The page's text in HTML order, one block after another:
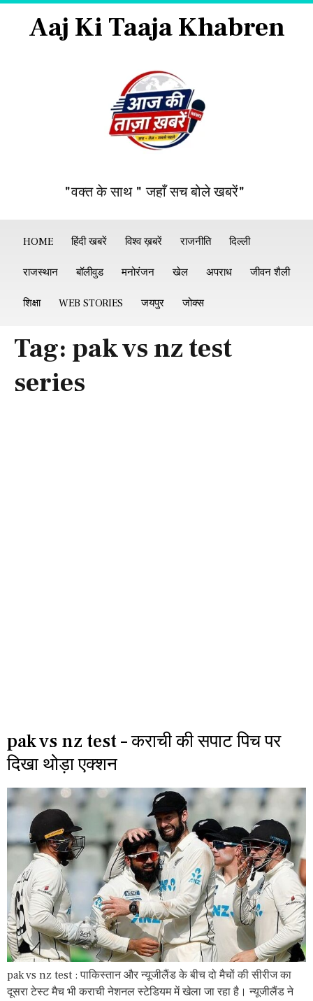
Aaj Ki Taaja Khabren
"वक्त के साथ " जहाँ सच बोले खबरें"
HOME हिंदी खबरें विश्व ख़बरें राजनीति दिल्ली
राजस्थान बॉलीवुड मनोरंजन खेल अपराध जीवन शैली
शिक्षा WEB STORIES जयपुर जोक्स
Tag: pak vs nz test
series
pak vs nz test – कराची की सपाट पिच पर
दिखा थोड़ा एक्शन
pak vs nz test : पाकिस्तान और न्यूजीलैंड के बीच दो मैचों की सीरीज का
दूसरा टेस्ट मैच भी कराची नेशनल स्टेडियम में खेला जा रहा है। न्यूजीलैंड ने